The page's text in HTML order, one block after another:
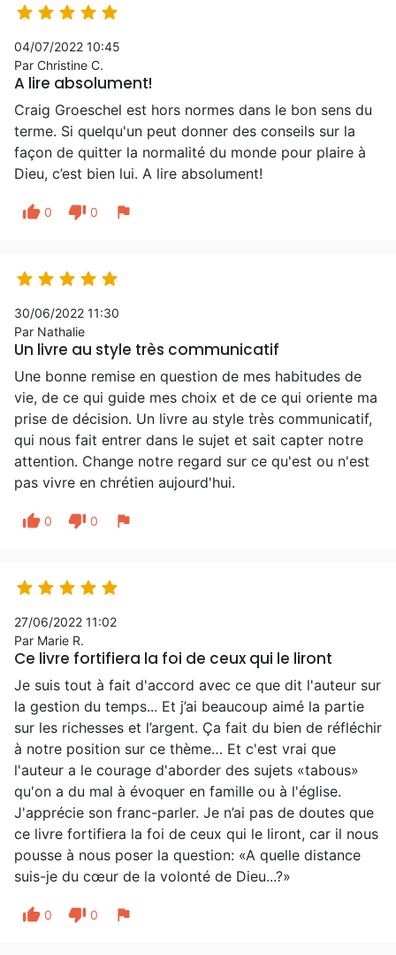
    
04/07/2022 10:45
Par Christine C.
A lire absolument!
Craig Groeschel est hors normes dans le bon sens du
terme. Si quelqu'un peut donner des conseils sur la
façon de quitter la normalité du monde pour plaire à
Dieu, c’est bien lui. A lire absolument!
thumb_up 0 thumb_down 0 flag
    
30/06/2022 11:30
Par Nathalie
Un livre au style très communicatif
Une bonne remise en question de mes habitudes de
vie, de ce qui guide mes choix et de ce qui oriente ma
prise de décision. Un livre au style très communicatif,
qui nous fait entrer dans le sujet et sait capter notre
attention. Change notre regard sur ce qu'est ou n'est
pas vivre en chrétien aujourd'hui.
thumb_up 0 thumb_down 0 flag
    
27/06/2022 11:02
Par Marie R.
Ce livre fortifiera la foi de ceux qui le liront
Je suis tout à fait d'accord avec ce que dit l'auteur sur
la gestion du temps... Et j’ai beaucoup aimé la partie
sur les richesses et l’argent. Ça fait du bien de réfléchir
à notre position sur ce thème… Et c'est vrai que
l'auteur a le courage d'aborder des sujets «tabous»
qu'on a du mal à évoquer en famille ou à l'église.
J'apprécie son franc-parler. Je n’ai pas de doutes que
ce livre fortifiera la foi de ceux qui le liront, car il nous
pousse à nous poser la question: «A quelle distance
suis-je du cœur de la volonté de Dieu...?»
thumb_up 0 thumb_down 0 flag